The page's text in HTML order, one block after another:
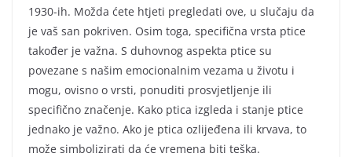
1930-ih. Možda ćete htjeti pregledati ove, u slučaju da
je vaš san pokriven. Osim toga, specifična vrsta ptice
također je važna. S duhovnog aspekta ptice su
povezane s našim emocionalnim vezama u životu i
mogu, ovisno o vrsti, ponuditi prosvjetljenje ili
specifično značenje. Kako ptica izgleda i stanje ptice
jednako je važno. Ako je ptica ozlijeđena ili krvava, to
može simbolizirati da će vremena biti teška.